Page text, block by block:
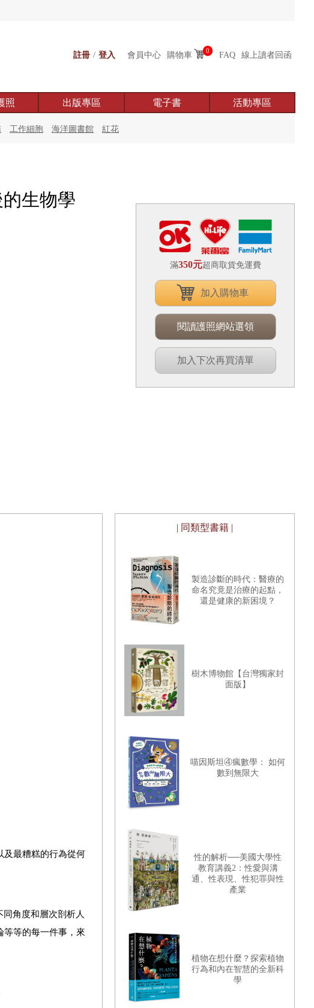
註冊 / 登入 會員中心 購物車 0 FAQ 線上讀者回函
照 出版專區 電子書 活動專區
工作細胞 海洋圖書館 紅花
生物學
滿350元超商取貨免運費
加入購物車
閱讀護照網站選領
加入下次再買清單
及最糟糕的行為從何
角度和層次剖析人
等等的每一件事，來
| 同類型書籍 |
製造診斷的時代：醫療的
命名究竟是治療的起點，
還是健康的新困境？
樹木博物館【台灣獨家封
面版】
喵因斯坦④瘋數學： 如何
數到無限大
性的解析──美國大學性
教育講義2：性愛與溝
通、性表現、性犯罪與性
產業
植物在想什麼？探索植物
行為和內在智慧的全新科
學